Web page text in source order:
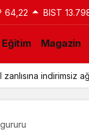
64,22 BIST
Eğitim Magazin
indirimsiz